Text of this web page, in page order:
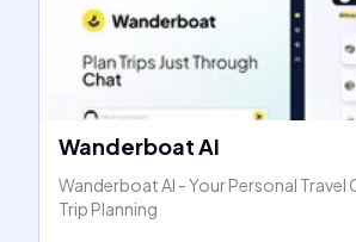
Wanderboat AI
Wanderboat AI - Your Personal
Trip Planning